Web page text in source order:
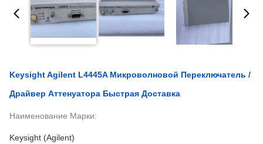
Keysight Agilent L4445A Микроволновой Переключатель /
Драйвер Аттенуатора Быстрая Доставка
Наименование Марки:
Keysight (Agilent)